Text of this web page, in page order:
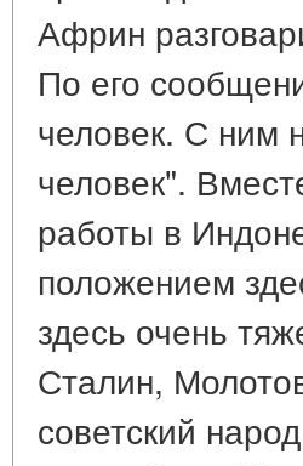
Африн
По его
человек. С ним
человек".
работы в
положением
здесь очень
Сталин,
советский